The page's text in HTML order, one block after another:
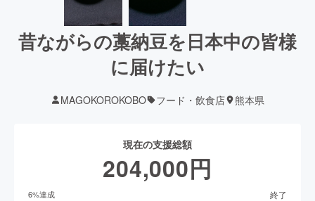
昔ながらの藁納豆を日本中の皆様
に届けたい
MAGOKOROKOBO フード・飲食店 熊本県
現在の支援総額
204,000円
6%達成 終了